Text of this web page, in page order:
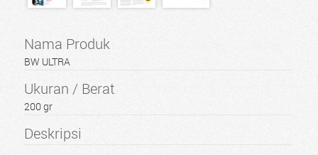
Nama Produk
BW ULTRA
Ukuran / Berat
200 gr
Deskripsi